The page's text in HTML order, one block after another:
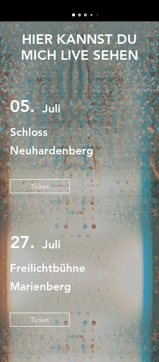
HIER KANNST DU
MICH LIVE SEHEN
05. Juli
Schloss
Neuhardenberg
Ticket
27. Juli
Freilichtbühne
Marienberg
Ticket